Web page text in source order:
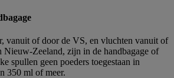
vanuit of door de VS, en vluchten vanuit of
Nieuw-Zeeland, zijn in de handbagage of
spullen geen poeders toegestaan in
350 ml of meer.